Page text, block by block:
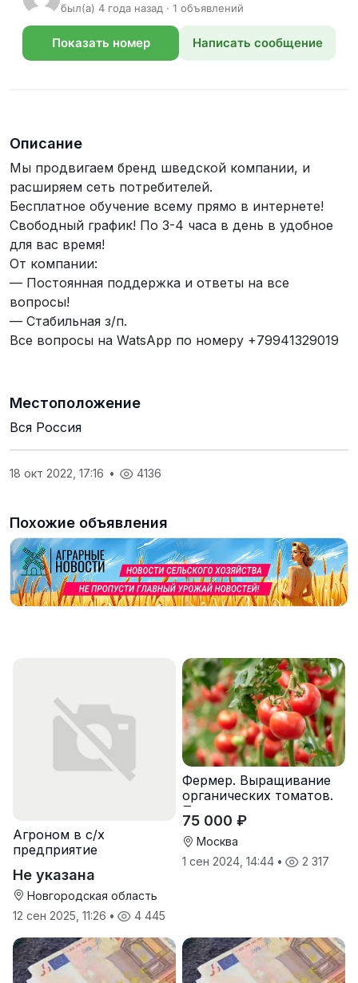
был(а) 4 года назад · 1 объявлений
Показать номер Написать сообщение
Описание
Мы продвигаем бренд шведской компании, и
расширяем сеть потребителей.
Бесплатное обучение всему прямо в интернете!
Свободный график! По 3-4 часа в день в удобное
для вас время!
От компании:
— Постоянная поддержка и ответы на все
вопросы!
— Стабильная з/п.
Все вопросы на WatsApp по номеру +79941329019
Местоположение
Вся Россия
18 окт 2022, 17:16 • 4136
Похожие объявления
Агроном в с/х
предприятие
Не указана
Новгородская область
12 сен 2025, 11:26 • 4 445
Фермер. Выращивание
органических томатов.
Предоставляем жилье.
75 000 ₽
Москва
1 сен 2024, 14:44 • 2 317